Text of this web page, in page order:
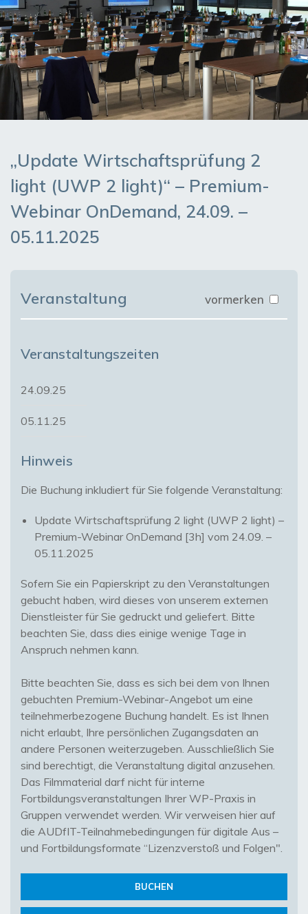
„Update Wirtschaftsprüfung 2
light (UWP 2 light)“ – Premium-
Webinar OnDemand, 24.09. –
05.11.2025
Veranstaltung vormerken
Veranstaltungszeiten
24.09.25
05.11.25
Hinweis
Update Wirtschaftsprüfung 2 light (UWP 2 light) –
Premium-Webinar OnDemand [3h] vom 24.09. –
05.11.2025
Sofern Sie ein Papierskript zu den Veranstaltungen
gebucht haben, wird dieses von unserem externen
Dienstleister für Sie gedruckt und geliefert. Bitte
beachten Sie, dass dies einige wenige Tage in
Anspruch nehmen kann.
Bitte beachten Sie, dass es sich bei dem von Ihnen
gebuchten Premium-Webinar-Angebot um eine
teilnehmerbezogene Buchung handelt. Es ist Ihnen
nicht erlaubt, Ihre persönlichen Zugangsdaten an
andere Personen weiterzugeben. Ausschließlich Sie
sind berechtigt, die Veranstaltung digital anzusehen.
Das Filmmaterial darf nicht für interne
Fortbildungsveranstaltungen Ihrer WP-Praxis in
Gruppen verwendet werden. Wir verweisen hier auf
die AUDfIT-Teilnahmebedingungen für digitale Aus –
und Fortbildungsformate “Lizenzverstoß und Folgen".
BUCHEN